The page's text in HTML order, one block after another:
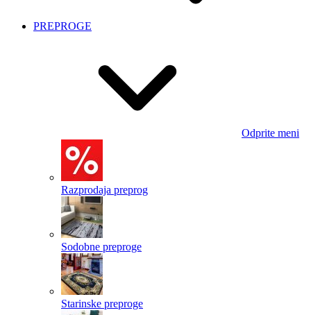
PREPROGE
Odprite meni
Razprodaja preprog
Sodobne preproge
Starinske preproge